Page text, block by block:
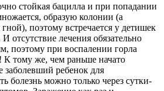
стойкая бацилла и при попадании
образую колонии (а
поэтому встречается у детишек
лечения обязательно
поэтому при воспалении горла
К тому же, чем раньше начато
заболевший ребенок для
болезнь можно только через сутки-